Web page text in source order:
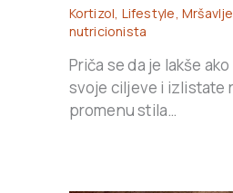
Kortizol, Lifestyle,
nutricionista
Priča se da je lakše
svoje ciljeve i izlistate
promenu stila…